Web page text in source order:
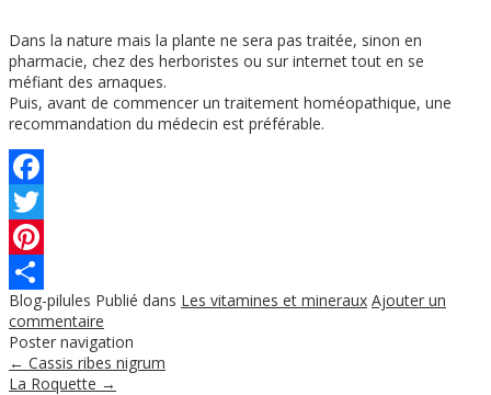
Dans la nature mais la plante ne sera pas traitée, sinon en
pharmacie, chez des herboristes ou sur internet tout en se
méfiant des arnaques.
Puis, avant de commencer un traitement homéopathique, une
recommandation du médecin est préférable.
Facebook
Twitter
Pinterest
Partager
Blog-pilules Publié dans Les vitamines et mineraux Ajouter un
commentaire
Poster navigation
← Cassis ribes nigrum
La Roquette →